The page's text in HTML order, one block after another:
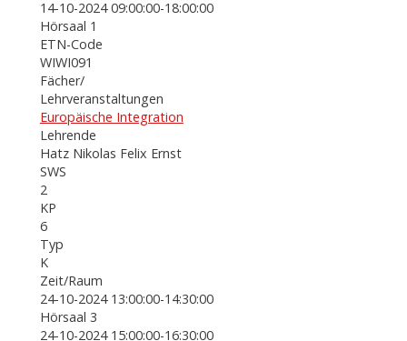
14-10-2024 09:00:00-18:00:00
Hörsaal 1
ETN-Code
WIWI091
Fächer/
Lehrveranstaltungen
Europäische Integration
Lehrende
Hatz Nikolas Felix Ernst
SWS
2
KP
6
Typ
K
Zeit/Raum
24-10-2024 13:00:00-14:30:00
Hörsaal 3
24-10-2024 15:00:00-16:30:00